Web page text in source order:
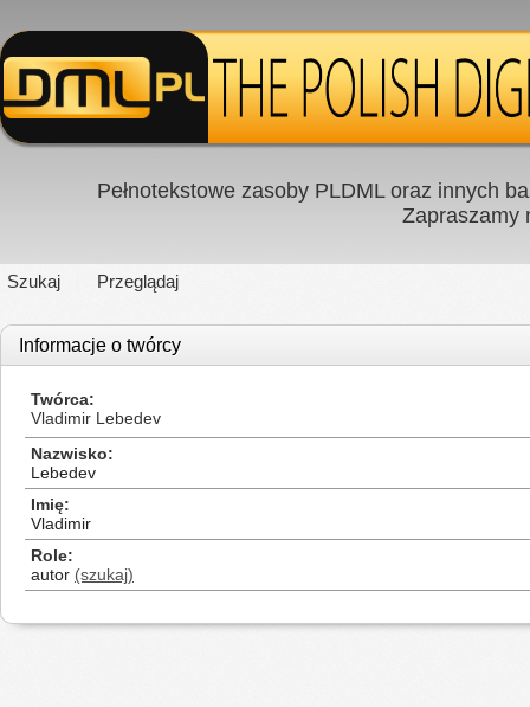
Pełnotekstowe zasoby PLDML oraz innych
Zapraszamy
Szukaj Przeglądaj
Informacje o twórcy
Twórca
Vladimir Lebedev
Nazwisko
Lebedev
Imię
Vladimir
Role
autor (szukaj)